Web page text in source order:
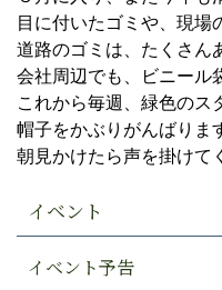
目に付いたゴミや、現場
道路のゴミは、たくさん
会社周辺でも、ビニール
これから毎週、緑色のス
帽子をかぶりがんばりま
朝見かけたら声を掛けて
イベント
イベント予告